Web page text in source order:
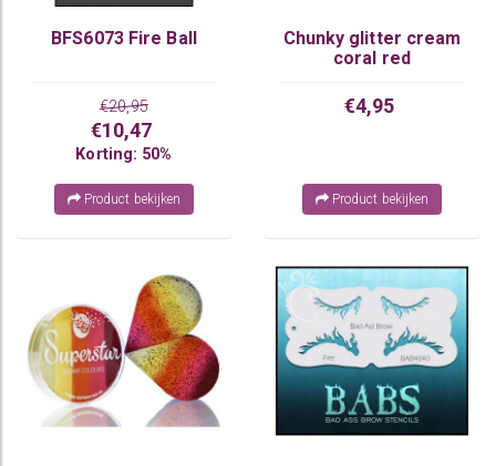
BFS6073 Fire Ball
€20,95
€10,47
Korting: 50%
Product bekijken
Chunky glitter cream
coral red
€4,95
Product bekijken